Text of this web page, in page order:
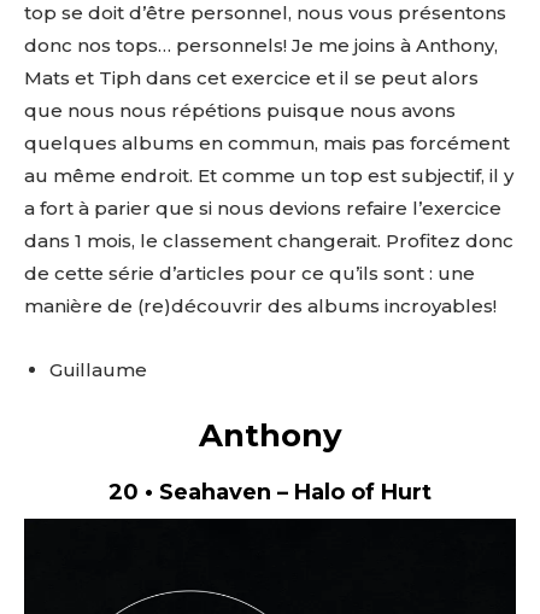
top se doit d’être personnel, nous vous présentons
donc nos tops… personnels! Je me joins à Anthony,
Mats et Tiph dans cet exercice et il se peut alors
que nous nous répétions puisque nous avons
quelques albums en commun, mais pas forcément
au même endroit. Et comme un top est subjectif, il y
a fort à parier que si nous devions refaire l’exercice
dans 1 mois, le classement changerait. Profitez donc
de cette série d’articles pour ce qu’ils sont : une
manière de (re)découvrir des albums incroyables!
Guillaume
Anthony
20 • Seahaven – Halo of Hurt